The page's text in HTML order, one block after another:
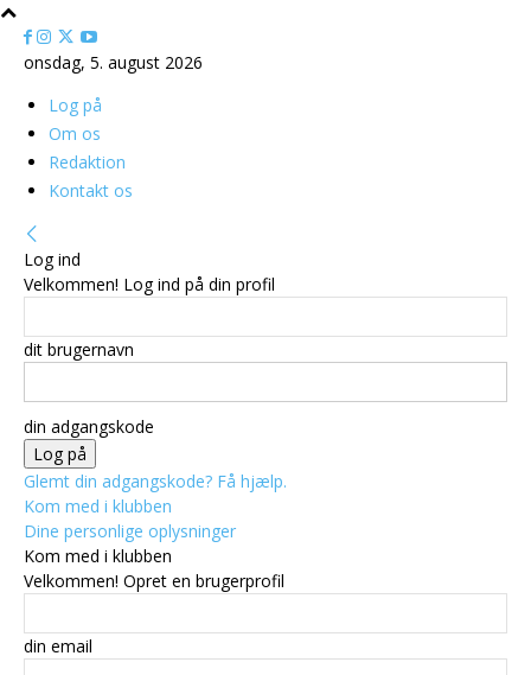
onsdag, 5. august 2026
Log på
Om os
Redaktion
Kontakt os
Log ind
Velkommen! Log ind på din profil
dit brugernavn
din adgangskode
Glemt din adgangskode? Få hjælp.
Kom med i klubben
Dine personlige oplysninger
Kom med i klubben
Velkommen! Opret en brugerprofil
din email